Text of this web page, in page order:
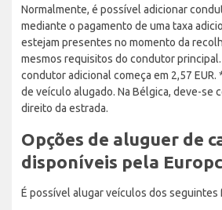
Normalmente, é possível adicionar
mediante o pagamento de uma taxa
estejam presentes no momento da
mesmos requisitos do condutor
condutor adicional começa em 2,57
de veículo alugado. Na Bélgica, deve-se
direito da estrada.
Opções de aluguer de
disponíveis pela
É possível alugar veículos dos seguintes